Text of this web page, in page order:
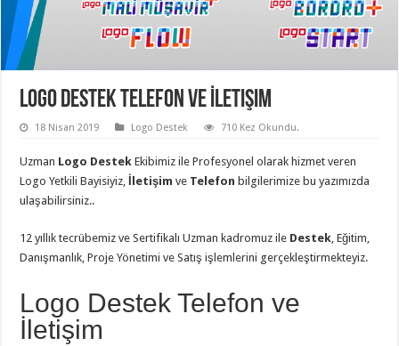
Logo Destek Telefon ve İletişim
18 Nisan 2019 Logo Destek 710 Kez Okundu.
Uzman Logo Destek Ekibimiz ile Profesyonel olarak hizmet veren
Logo Yetkili Bayisiyiz,
İletişim ve Telefon bilgilerimize bu yazımızda
ulaşabilirsiniz..
12 yıllık tecrübemiz ve Sertifikalı Uzman kadromuz ile Destek, Eğitim,
Danışmanlık, Proje Yönetimi ve Satış işlemlerini gerçekleştirmekteyiz.
Logo Destek Telefon ve
İletişim